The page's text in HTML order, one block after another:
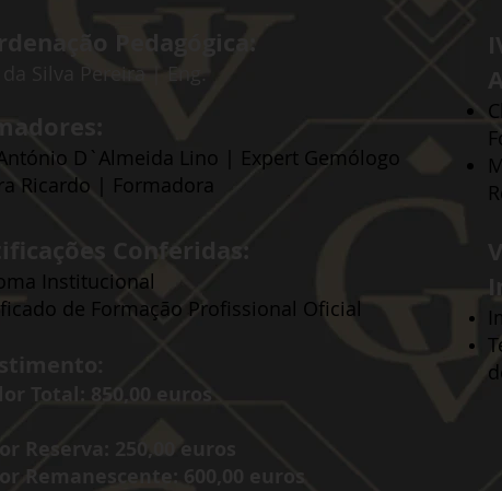
Pedagógica:
da Silva Pereira | Eng.
D`Almeida Lino | Expert Gemólogo
Ricardo | Formadora
Conferidas:
Institucional
de Formação Profissional Oficial
Total: 850,00
Reserva: 250,00 euros
Remanescente: 600,00 euros